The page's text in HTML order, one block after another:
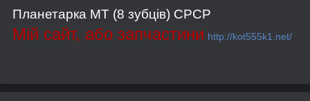
Планетарка МТ (8 зубців) СРСР
Мій сайт, або запчастини http://kot555k1.net/